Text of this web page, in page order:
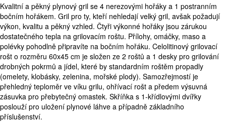
Kvalitní a pěkný plynový gril se 4 nerezovými hořáky a 1 postranním
bočním hořákem. Gril pro ty, kteří nehledají velký gril, avšak požadují
výkon, kvalitu a pěkný vzhled. Čtyři výkonné hořáky jsou zárukou
dostatečného tepla na grilovacím roštu. Přílohy, omáčky, maso a
polévky pohodlně připravíte na bočním hořáku. Celolitinový grilovací
rošt o rozměru 60x45 cm je složen ze 2 roštů a 1 desky pro grilování
drobných pokrmů a jídel, které by standardním roštěm propadly
(omelety, klobásky, zelenina, mořské plody). Samozřejmostí je
přehledný teploměr ve víku grilu, ohřívací rošt a předem výsuvná
zásuvka pro přebytečný omastek. Skříňka s 1-křídlovými dvířky
poslouží pro uložení plynové láhve a případně základního
příslušenství.